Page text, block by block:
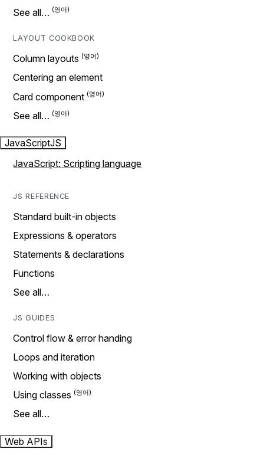
See all…
LAYOUT COOKBOOK
Column layouts
Centering an element
Card component
See all…
JavaScriptJS
JavaScript: Scripting language
JS REFERENCE
Standard built-in objects
Expressions & operators
Statements & declarations
Functions
See all…
JS GUIDES
Control flow & error handing
Loops and iteration
Working with objects
Using classes
See all…
Web APIs